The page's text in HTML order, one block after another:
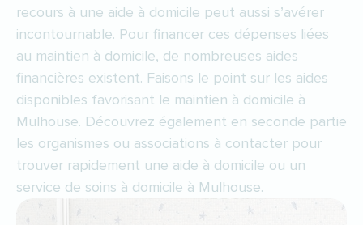
recours à une aide à domicile peut aussi s’avérer
incontournable. Pour financer ces dépenses liées
au maintien à domicile, de nombreuses aides
financières existent. Faisons le point sur les aides
disponibles favorisant le maintien à domicile à
Mulhouse. Découvrez également en seconde partie
les organismes ou associations à contacter pour
trouver rapidement une aide à domicile ou un
service de soins à domicile à Mulhouse.